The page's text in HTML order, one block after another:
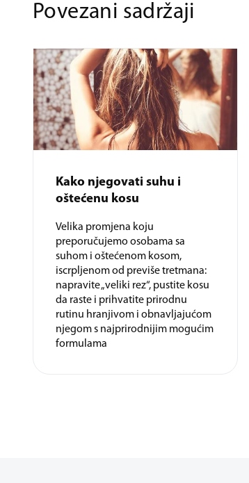
Povezani sadržaji
Kako njegovati suhu i
oštećenu kosu
Velika promjena koju
preporučujemo osobama sa
suhom i oštećenom kosom,
iscrpljenom od previše tretmana:
napravite „veliki rez“, pustite kosu
da raste i prihvatite prirodnu
rutinu hranjivom i obnavljajućom
njegom s najprirodnijim mogućim
formulama